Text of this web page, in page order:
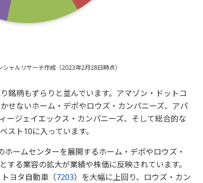
ャルリサーチ作成（2023年2月28日時点）
銘柄もずらりと並んでいます。アマゾン・ドットコ
せないホーム・デポやロウズ・カンパニーズ、アパ
ージェイエックス・カンパニーズ、そして総合的な
スト10に入っています。
ームセンターを展開するホーム・デポやロウズ・
る業容の拡大が業績や株価に反映されています。
ヨタ自動車（7203）を大幅に上回り、ロウズ・カン